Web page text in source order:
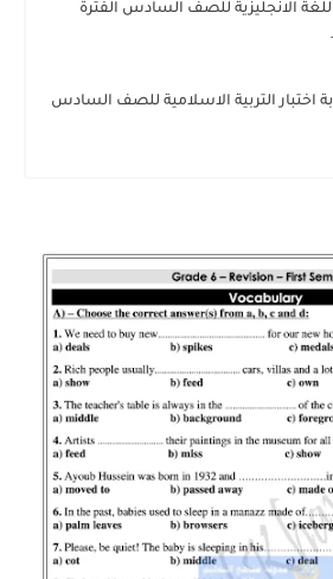
اللغة الانجليزية للصف السادس الفترة
اختبار التربية الاسلامية للصف السادس